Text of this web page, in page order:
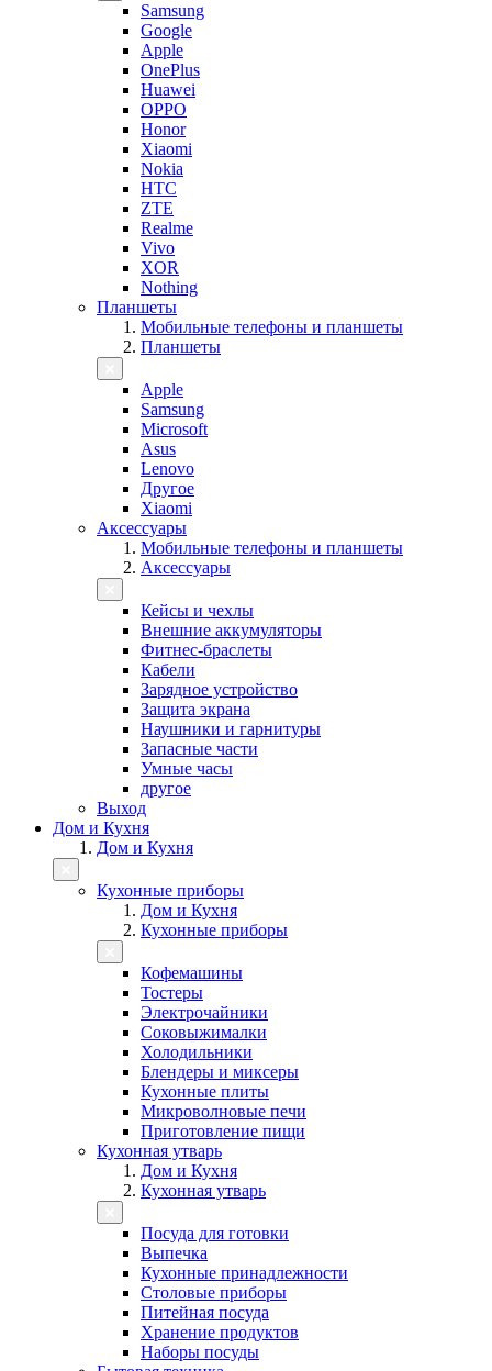
Samsung
Google
Apple
OnePlus
Huawei
OPPO
Honor
Xiaomi
Nokia
HTC
ZTE
Realme
Vivo
XOR
Nothing
Планшеты
Мобильные телефоны и планшеты
Планшеты
Apple
Samsung
Microsoft
Asus
Lenovo
Другое
Xiaomi
Аксессуары
Мобильные телефоны и планшеты
Аксессуары
Кейсы и чехлы
Внешние аккумуляторы
Фитнес-браслеты
Кабели
Зарядное устройство
Защита экрана
Наушники и гарнитуры
Запасные части
Умные часы
другое
Выход
Дом и Кухня
Дом и Кухня
Кухонные приборы
Дом и Кухня
Кухонные приборы
Кофемашины
Тостеры
Электрочайники
Соковыжималки
Холодильники
Блендеры и миксеры
Кухонные плиты
Микроволновые печи
Приготовление пищи
Кухонная утварь
Дом и Кухня
Кухонная утварь
Посуда для готовки
Выпечка
Кухонные принадлежности
Столовые приборы
Питейная посуда
Хранение продуктов
Наборы посуды